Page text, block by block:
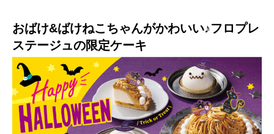
おばけ&ばけねこちゃんがかわいい♪フロプレ
ステージュの限定ケーキ